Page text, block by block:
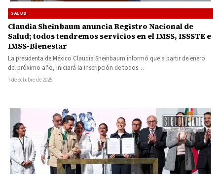
SALUD
Claudia Sheinbaum anuncia Registro Nacional de
Salud; todos tendremos servicios en el IMSS, ISSSTE e
IMSS-Bienestar
La presidenta de México Claudia Sheinbaum informó que a partir de enero
del próximo año, iniciará la inscripción de todos…
7 de octubre de 2025